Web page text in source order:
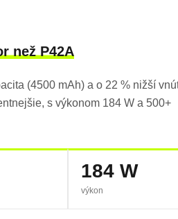
než P42A
(4500 mAh) a o 22 % nižší
s výkonom 184 W a 500+
184 W
výkon